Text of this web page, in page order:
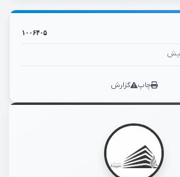
۱۰۰۶۴۰۵
چاپ گزارش